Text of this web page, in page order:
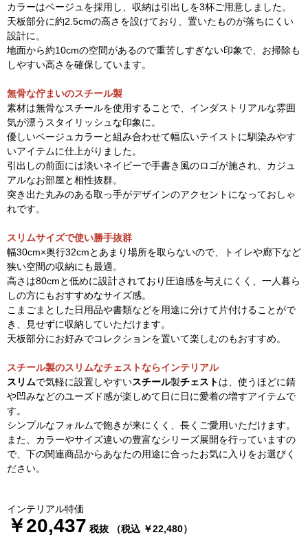
カラーはベージュを採用し、収納は引出しを3杯ご用意しました。
天板部分に約2.5cmの高さを設けており、置いたものが落ちにくい
設計に。
地面から約10cmの空間があるので重苦しすぎない印象で、お掃除も
しやすい高さを確保しています。
無骨な佇まいのスチール製
素材は無骨なスチールを使用することで、インダストリアルな雰囲
気が漂うスタイリッシュな印象に。
優しいベージュカラーと組み合わせて幅広いテイストに馴染みやす
いアイテムに仕上がりました。
引出しの前面には淡いネイビーで手書き風のロゴが施され、カジュ
アルなお部屋と相性抜群。
突き出た丸みのある取っ手がデザインのアクセントになっておしゃ
れです。
スリムサイズで使い勝手抜群
幅30cm×奥行32cmとあまり場所を取らないので、トイレや廊下など
狭い空間の収納にも最適。
高さは80cmと低めに設計されており圧迫感を与えにくく、一人暮ら
しの方にもおすすめなサイズ感。
こまごまとした日用品や書類などを用途に分けて片付けることがで
き、見せずに収納していただけます。
天板部分にお好みでコレクションを置いて楽しむのもおすすめ。
スチール製のスリムなチェストならインテリアル
スリムで気軽に設置しやすいスチール製チェストは、使うほどに錆
や凹みなどのユーズド感が楽しめて日に日に愛着の増すアイテムで
す。
シンプルなフォルムで飽きが来にくく、長くご愛用いただけます。
また、カラーやサイズ違いの豊富なシリーズ展開を行っていますの
で、下の関連商品からあなたの用途に合ったお気に入りをお選びく
ださい。
インテリアル特価
￥20,437 税抜 （税込 ￥22,480）